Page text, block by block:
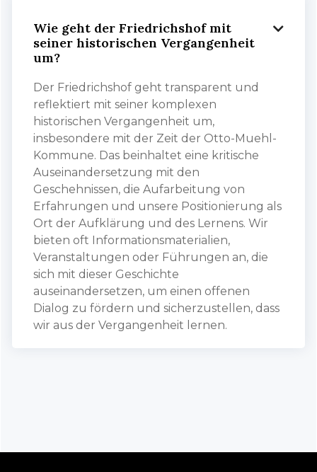
Wie geht der Friedrichshof mit
seiner historischen Vergangenheit
um?

Der Friedrichshof geht transparent und
reflektiert mit seiner komplexen
historischen Vergangenheit um,
insbesondere mit der Zeit der Otto-Muehl-
Kommune. Das beinhaltet eine kritische
Auseinandersetzung mit den
Geschehnissen, die Aufarbeitung von
Erfahrungen und unsere Positionierung als
Ort der Aufklärung und des Lernens. Wir
bieten oft Informationsmaterialien,
Veranstaltungen oder Führungen an, die
sich mit dieser Geschichte
auseinandersetzen, um einen offenen
Dialog zu fördern und sicherzustellen, dass
wir aus der Vergangenheit lernen.